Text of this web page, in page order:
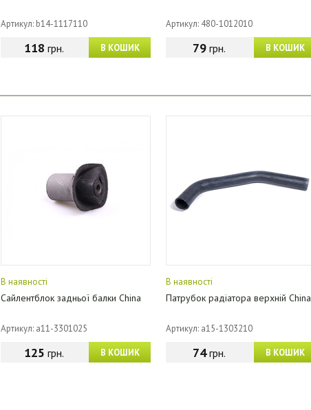
Артикул: b14-1117110
В КОШИК
118 грн.
Артикул: 480-1012010
В КОШИК
79грн.
В наявності
Сайлентблок задньої балки China
Артикул: a11-3301025
В КОШИК
125 грн.
В наявності
Патрубок радіатора верхній China
Артикул: a15-1303210
В КОШИК
74грн.